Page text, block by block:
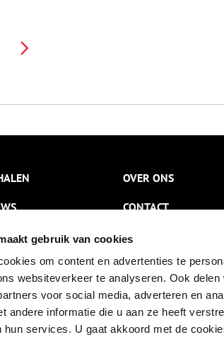
gebruik van cookies
om content en advertenties te
websiteverkeer te analyseren. Ook
voor social media, adverteren en
andere informatie die u aan ze heeft
hun services. U gaat akkoord met de
OVER ONS
CONTACT
NIEUWSBRIEF
DISCLAIMER
PRIVACY
TOEGANKELIJKHEID